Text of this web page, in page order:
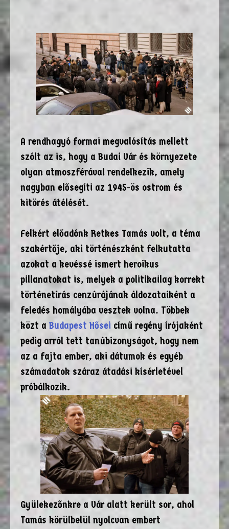
A rendhagyó formai megvalósítás mellett
szólt az is, hogy a Budai Vár és környezete
olyan atmoszférával rendelkezik, amely
nagyban elősegíti az 1945-ös ostrom és
kitörés átélését.
Felkért előadónk Retkes Tamás volt, a téma
szakértője, aki történészként felkutatta
azokat a kevéssé ismert heroikus
pillanatokat is, melyek a politikailag korrekt
történetírás cenzúrájának áldozataiként a
feledés homályába vesztek volna. Többek
közt a Budapest Hősei című regény írójaként
pedig arról tett tanúbizonyságot, hogy nem
az a fajta ember, aki dátumok és egyéb
számadatok száraz átadási kísérletével
próbálkozik.
Gyülekezőnkre a Vár alatt került sor, ahol
Tamás körülbelül nyolcvan embert